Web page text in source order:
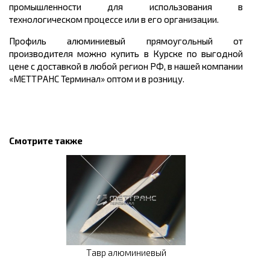
промышленности для использования в
технологическом процессе или в его организации.
Профиль алюминиевый прямоугольный от
производителя можно купить в Курске по выгодной
цене с доставкой в любой регион РФ, в нашей компании
«МЕТТРАНС Терминал» оптом и в розницу.
Смотрите также
Тавр алюминиевый